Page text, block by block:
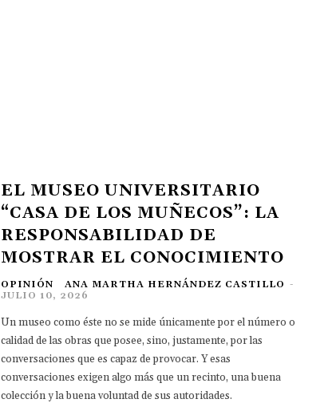
EL MUSEO UNIVERSITARIO
“CASA DE LOS MUÑECOS”: LA
RESPONSABILIDAD DE
MOSTRAR EL CONOCIMIENTO
OPINIÓN ANA MARTHA HERNÁNDEZ CASTILLO -
JULIO 10, 2026
Un museo como éste no se mide únicamente por el número o
calidad de las obras que posee, sino, justamente, por las
conversaciones que es capaz de provocar. Y esas
conversaciones exigen algo más que un recinto, una buena
colección y la buena voluntad de sus autoridades.